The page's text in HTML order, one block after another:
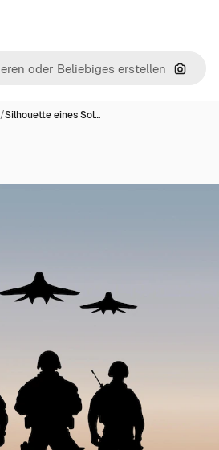
Nach
/Silhouette eines Sol…